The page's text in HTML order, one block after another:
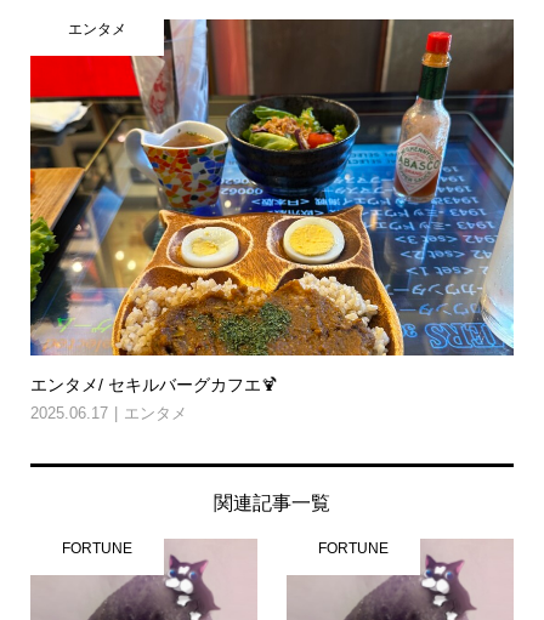
エンタメ
エンタメ/ セキルバーグカフエ🍹
2025.06.17 エンタメ
関連記事一覧
FORTUNE FORTUNE